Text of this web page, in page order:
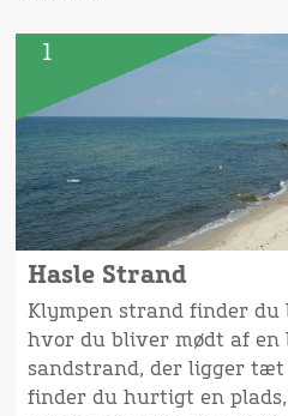
1
Hasle Strand
Klympen strand finder du
hvor du bliver mødt af en
sandstrand, der ligger tæt
finder du hurtigt en